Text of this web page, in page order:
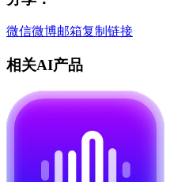
微信微博邮箱复制链接
相关AI产品